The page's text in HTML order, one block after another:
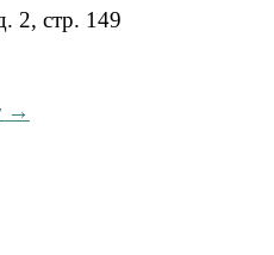
2, стр. 149
→